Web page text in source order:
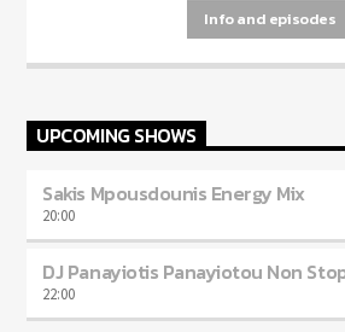
Info and episodes
UPCOMING SHOWS
Sakis Mpousdounis Energy Mix
20:00
DJ Panayiotis Panayiotou Non
22:00